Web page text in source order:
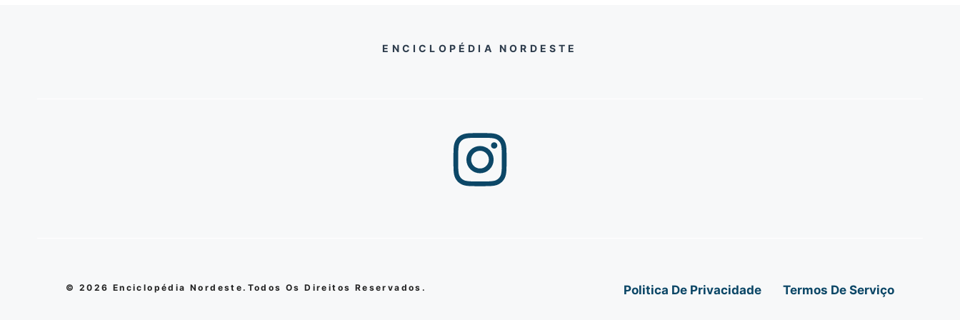
ENCICLOPÉDIA NORDESTE
© 2026 Enciclopédia Nordeste.Todos Os Direitos Reservados. Politica De Privacidade Termos De Serviço